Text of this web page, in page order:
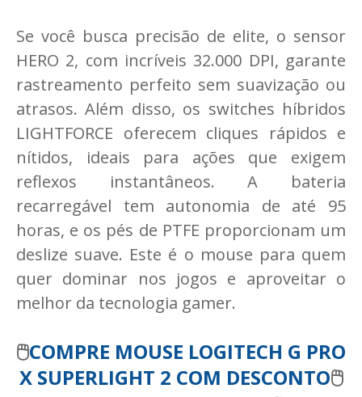
Se você busca precisão de elite, o sensor
HERO 2, com incríveis 32.000 DPI, garante
rastreamento perfeito sem suavização ou
atrasos. Além disso, os switches híbridos
LIGHTFORCE oferecem cliques rápidos e
nítidos, ideais para ações que exigem
reflexos instantâneos. A bateria
recarregável tem autonomia de até 95
horas, e os pés de PTFE proporcionam um
deslize suave. Este é o mouse para quem
quer dominar nos jogos e aproveitar o
melhor da tecnologia gamer.
🖱️COMPRE MOUSE LOGITECH G PRO
X SUPERLIGHT 2 COM DESCONTO🖱️